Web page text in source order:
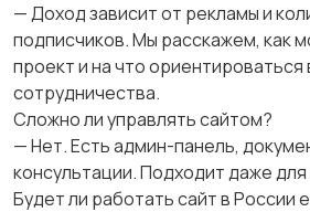
— Доход зависит от рекламы и
подписчиков. Мы расскажем, как
проект и на что ориентироваться
сотрудничества.
Сложно ли управлять сайтом?
— Нет. Есть админ-панель,
консультации. Подходит даже для
Будет ли работать сайт в России